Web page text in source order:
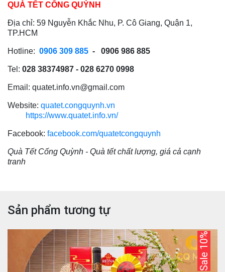
QUÀ TẾT CỐNG QUỲNH
Địa chỉ: 59 Nguyễn Khắc Nhu, P. Cô Giang, Quận 1,
TP.HCM
Hotline: 0906 309 885 - 0906 986 885
Tel: 028 38374987 - 028 6270 0998
Email: quatet.info.vn@gmail.com
Website: quatet.congquynh.vn
https://www.quatet.info.vn/
Facebook: facebook.com/quatetcongquynh
Quà Tết Cống Quỳnh - Quà tết chất lượng, giá cả cạnh
tranh
Sản phẩm tương tự
Sale 10%